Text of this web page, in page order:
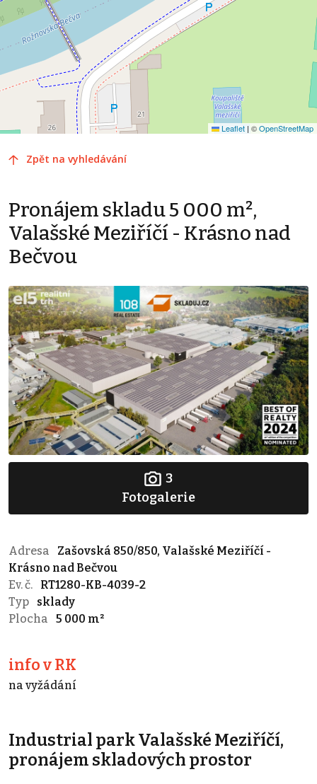
Leaflet | ©OpenStreetMap
Zpět na vyhledávání
Pronájem skladu 5 000 m²,
Valašské Meziříčí - Krásno nad
Bečvou
3
Fotogalerie
Adresa
Zašovská 850/850, Valašské Meziříčí -
Krásno nad Bečvou
Ev. č.
RT1280-KB-4039-2
Typ
sklady
Plocha
5 000 m²
info v RK
na vyžádání
Industrial park Valašské Meziříčí,
pronájem skladových prostor